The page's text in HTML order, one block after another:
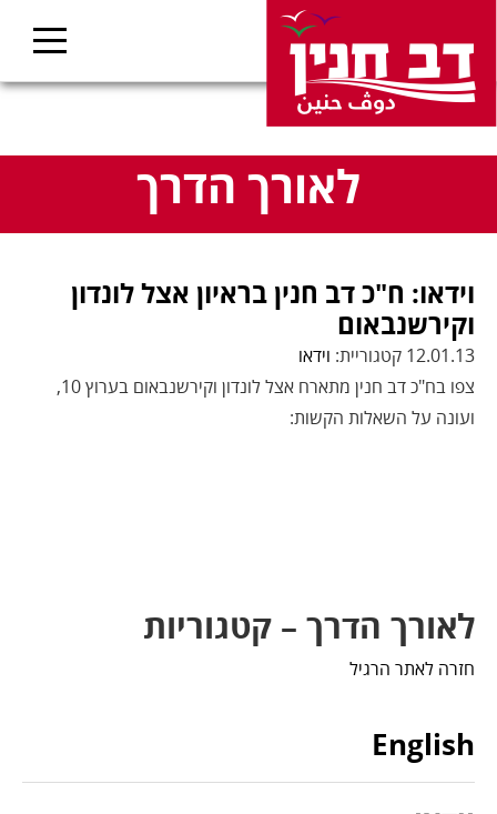
לאורך הדרך
וידאו: ח"כ דב חנין בראיון אצל לונדון
וקירשנבאום
12.01.13 קטגוריית:
וידאו
צפו בח"כ דב חנין מתארח אצל לונדון וקירשנבאום בערוץ 10,
ועונה על השאלות הקשות:
לאורך הדרך – קטגוריות
חזרה לאתר הרגיל
English